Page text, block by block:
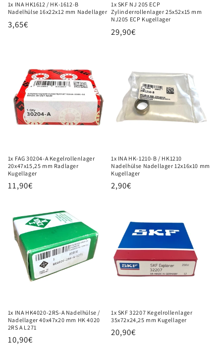
1x INA HK1612 / HK-1612-B
Nadelhülse 16x22x12 mm Nadellager
Normaler
3,65€
1x SKF NJ 205 ECP
Zylinderrollenlager 25x52x15 mm
NJ205 ECP Kugellager
Normaler
29,90€
1x FAG 30204-A Kegelrollenlager
20x47x15,25 mm Radlager
Kugellager
Normaler
11,90€
1x INA HK-1210-B / HK1210
Nadelhülse Nadellager 12x16x10 mm
Kugellager
Normaler
2,90€
1x INA HK4020-2RS-A Nadelhülse /
Nadellager 40x47x20 mm HK 4020
2RS A L271
Normaler
10,90€
1x SKF 32207 Kegelrollenlager
35x72x24,25 mm Kugellager
Normaler
20,90€